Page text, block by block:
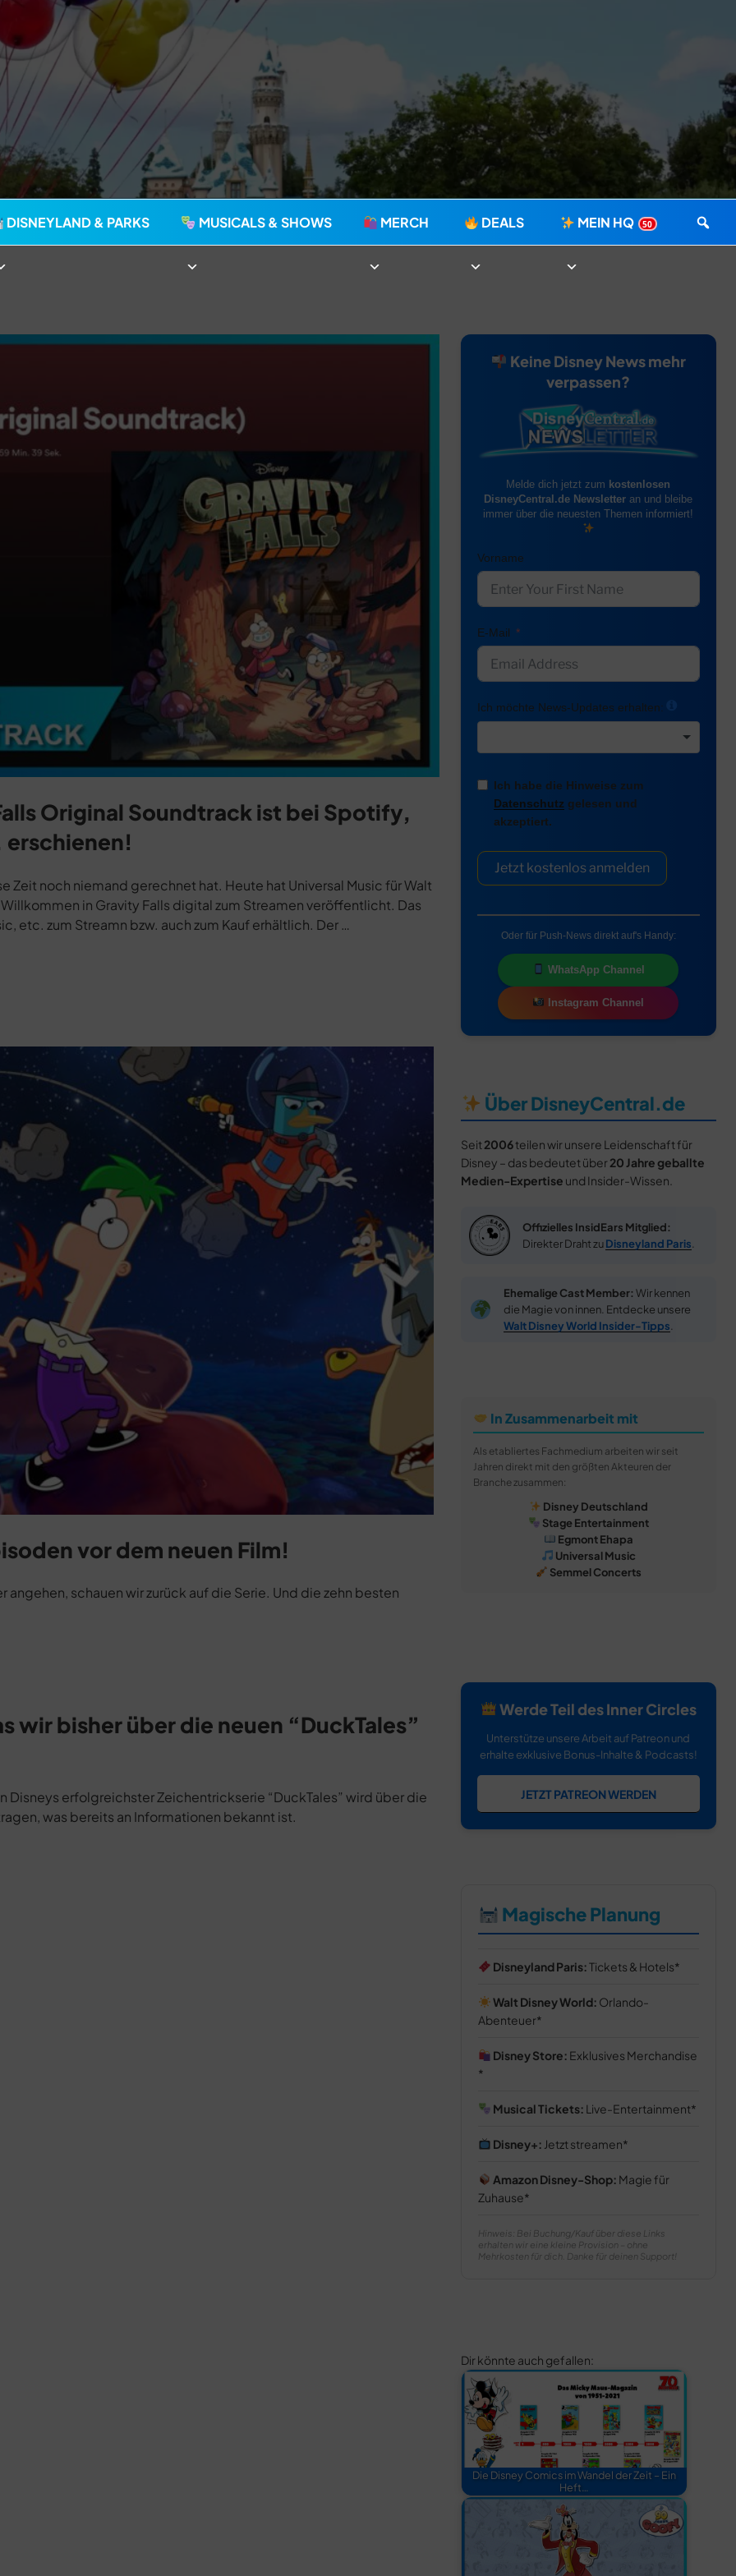
seit 2006
DISNEYLAND & PARKS MUSICALS & SHOWS MERCH DEALS MEIN HQ 50
Original Soundtrack ist bei Spotify,
Zeit noch niemand gerechnet hat. Heute hat Universal Music für Walt
in Gravity Falls digital zum Streamen veröffentlicht. Das
etc. zum Streamn bzw. auch zum Kauf erhältlich. Der …
vor dem neuen Film!
schauen wir zurück auf die Serie. Und die zehn besten
wir bisher über die neuen “DuckTales”
erfolgreichster Zeichentrickserie “DuckTales” wird über die
was bereits an Informationen bekannt ist.
Keine Disney News mehr
verpassen?
Melde dich jetzt zum kostenlosen
DisneyCentral.de Newsletter an und bleibe
immer über die neuesten Themen informiert!
Vorname
E-Mail
Ich möchte News-Updates erhalten:
Ich habe die Hinweise zum
Datenschutz gelesen und
akzeptiert.
Jetzt kostenlos anmelden
Oder für Push-News direkt auf's Handy:
WhatsApp Channel
Instagram Channel
Über DisneyCentral.de
Seit 2006teilen wir unsere Leidenschaft für
Disney – das bedeutet über 20 Jahre geballte
Medien-Expertise und Insider-Wissen.
Offizielles InsidEars Mitglied:
Direkter Draht zuDisneyland Paris
Ehemalige Cast Member: Wir kennen
die Magie von innen. Entdecke unsere
Walt Disney World Insider-Tipps
In Zusammenarbeit mit
Als etabliertes Fachmedium arbeiten wir seit
Jahren direkt mit den größten Akteuren der
Branche zusammen:
Disney Deutschland
Stage Entertainment
Egmont Ehapa
Universal Music
Semmel Concerts
Werde Teil des Inner Circles
Unterstütze unsere Arbeit auf Patreon und
erhalte exklusive Bonus-Inhalte & Podcasts!
JETZT PATREON WERDEN
Magische Planung
Disneyland Paris:Tickets & Hotels
Walt Disney World: Orlando-
Abenteuer
Disney Store: Exklusives Merchandise
Musical Tickets: Live-Entertainment
Disney+: Jetzt streamen
Amazon Disney-Shop: Magie für
Zuhause
Hinweis: Bei Buchung/Kauf über diese Links
erhalten wir eine kleine Provision – ohne
Mehrkosten für dich. Danke für deinen Support!
Dir könnte auch gefallen:
Die Disney Comics im Wandel der Zeit – Ein
Heft…